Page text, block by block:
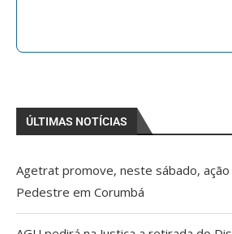
ÚLTIMAS NOTÍCIAS
Agetrat promove, neste sábado, ação
Pedestre em Corumbá